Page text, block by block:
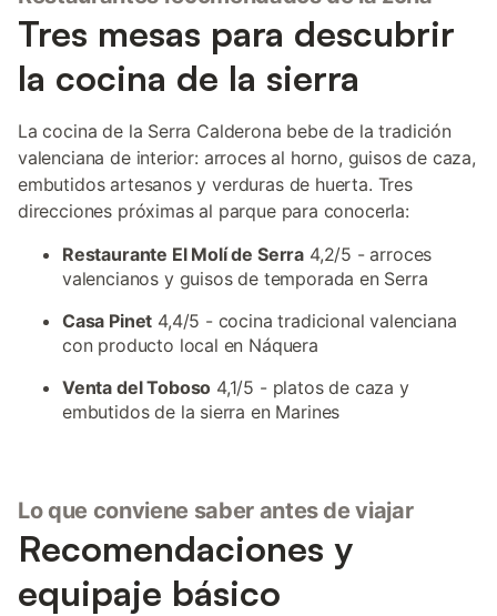
Tres mesas para descubrir
la cocina de la sierra
La cocina de la Serra Calderona bebe de la tradición
valenciana de interior: arroces al horno, guisos de caza,
embutidos artesanos y verduras de huerta. Tres
direcciones próximas al parque para conocerla:
Restaurante El Molí de Serra 4,2/5 - arroces
valencianos y guisos de temporada en Serra
Casa Pinet 4,4/5 - cocina tradicional valenciana
con producto local en Náquera
Venta del Toboso 4,1/5 - platos de caza y
embutidos de la sierra en Marines
Lo que conviene saber antes de viajar
Recomendaciones y
equipaje básico